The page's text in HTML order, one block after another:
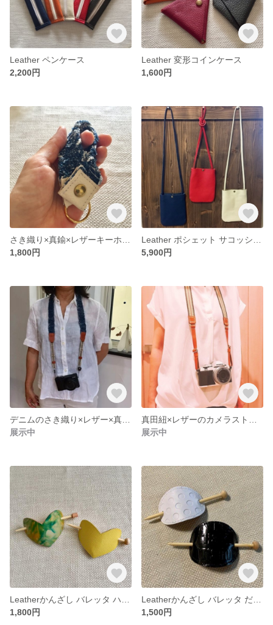
Leather ペンケース
2,200円
Leather 変形コインケース
1,600円
1,800円
5,900円
展示中
展示中
1,800円
1,500円